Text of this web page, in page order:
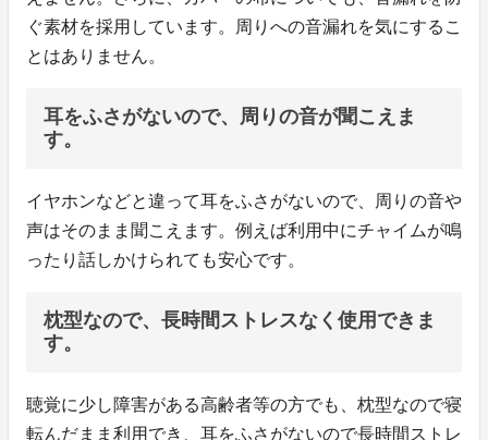
ぐ素材を採用しています。周りへの音漏れを気にするこ
とはありません。
耳をふさがないので、周りの音が聞こえま
す。
イヤホンなどと違って耳をふさがないので、周りの音や
声はそのまま聞こえます。例えば利用中にチャイムが鳴
ったり話しかけられても安心です。
枕型なので、長時間ストレスなく使用できま
す。
聴覚に少し障害がある高齢者等の方でも、枕型なので寝
転んだまま利用でき、耳をふさがないので長時間ストレ